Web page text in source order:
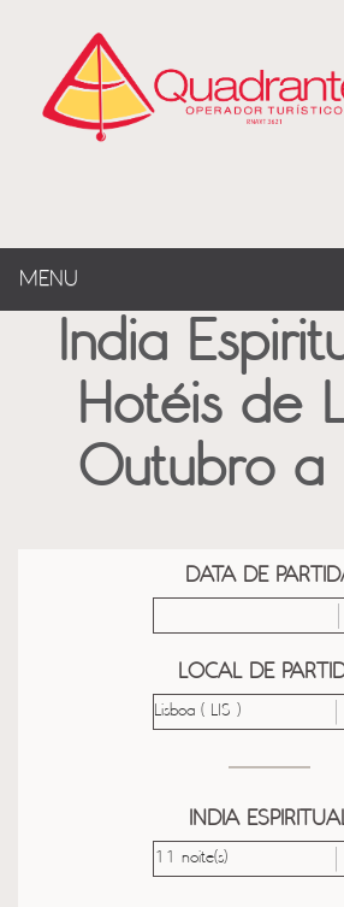
MENU
India
Hotéis de
Outubro a
DATA DE
LOCAL DE
INDIA